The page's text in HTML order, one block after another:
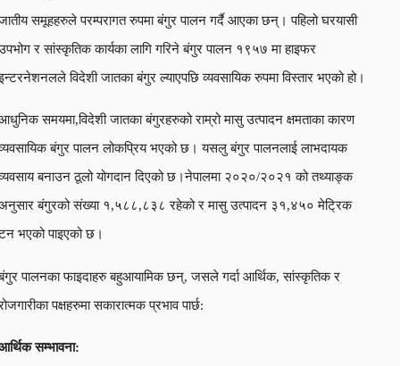
समूहहरुले परम्परागत रुपमा बंगुर पालन गर्दै आएका छन्। पहिलो घरयासी
र सांस्कृतिक कार्यका लागि गरिने बंगुर पालन १९५७ मा हाइफर
विदेशी जातका बंगुर ल्याएपछि व्यवसायिक रुपमा विस्तार भएको हो।
समयमा,विदेशी जातका बंगुरहरुको राम्रो मासु उत्पादन क्षमताका कारण
बंगुर पालन लोकप्रिय भएको छ। यसलु बंगुर पालनलाई लाभदायक
बनाउन ठूलो योगदान दिएको छ।नेपालमा २०२०/२०२१ को तथ्याङ्क
बंगुरको संख्या १,५८८,८३८ रहेको र मासु उत्पादन ३१,४५० मेट्रिक
भएको पाइएको छ।
पालनका फाइदाहरु बहुआयामिक छन्, जसले गर्दा आर्थिक, सांस्कृतिक र
पक्षहरुमा सकारात्मक प्रभाव पार्छ:
सम्भावना: